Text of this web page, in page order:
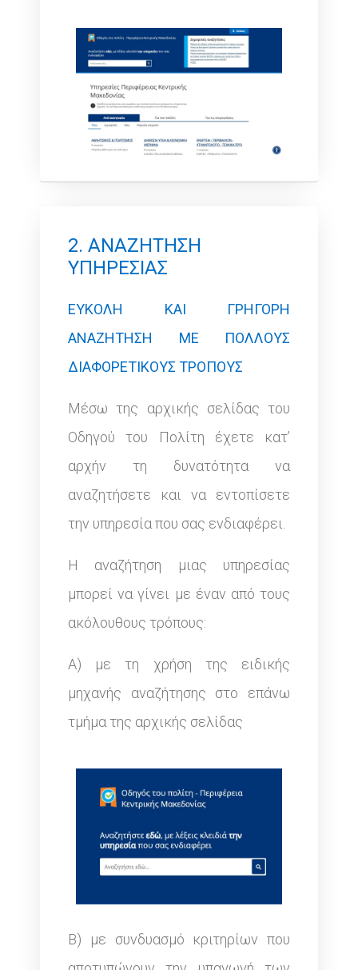
2. ΑΝΑΖΗΤΗΣΗ
ΥΠΗΡΕΣΙΑΣ
ΕΥΚΟΛΗ ΚΑΙ ΓΡΗΓΟΡΗ
ΑΝΑΖΗΤΗΣΗ ΜΕ ΠΟΛΛΟΥΣ
ΔΙΑΦΟΡΕΤΙΚΟΥΣ ΤΡΟΠΟΥΣ
Μέσω της αρχικής σελίδας του
Οδηγού του Πολίτη έχετε κατ’
αρχήν τη δυνατότητα να
αναζητήσετε και να εντοπίσετε
την υπηρεσία που σας ενδιαφέρει.
Η αναζήτηση μιας υπηρεσίας
μπορεί να γίνει με έναν από τους
ακόλουθους τρόπους:
Α) με τη χρήση της ειδικής
μηχανής αναζήτησης στο επάνω
τμήμα της αρχικής σελίδας
Β) με συνδυασμό κριτηρίων που